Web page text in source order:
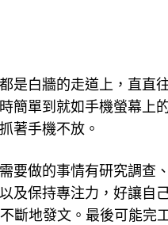
是白牆的走道上，直直
簡單到就如手機螢幕上
著手機不放。
要做的事情有研究調查
及保持專注力，好讓自
斷地發文。最後可能完